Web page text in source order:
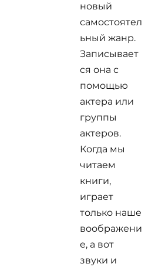
новый
самостоятел
ьный жанр.
Записывает
ся она с
помощью
актера или
группы
актеров.
Когда мы
читаем
книги,
играет
только наше
воображени
е, а вот
звуки и